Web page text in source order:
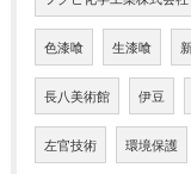
色漆喰 生漆喰
長八美術館 伊豆
左官技術 環境保護